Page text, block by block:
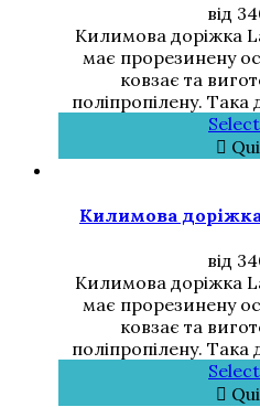
від
Килимова доріжка
має прорезинену
ковзає та
поліпропілену.
Килимова
від
Килимова доріжка
має прорезинену
ковзає та
поліпропілену.